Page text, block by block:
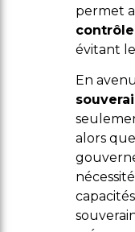
permet
évitant
En
alors